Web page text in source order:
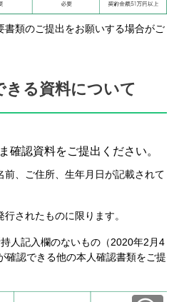
書類のご提出をお願いする場合がご
きる資料について
確認資料をご提出ください。
前、ご住所、生年月日が記載されて
されたものに限ります。
人記入欄のないもの（2020年2月4
確認できる他の本人確認書類をご提